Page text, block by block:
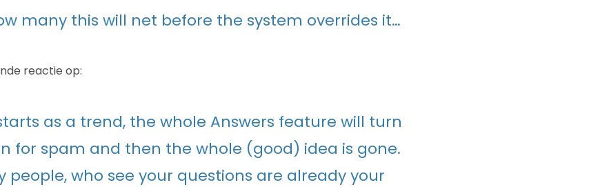
many this will net before the system overrides it…
reactie op:
as a trend, the whole Answers feature will turn
for spam and then the whole (good) idea is gone.
people, who see your questions are already your